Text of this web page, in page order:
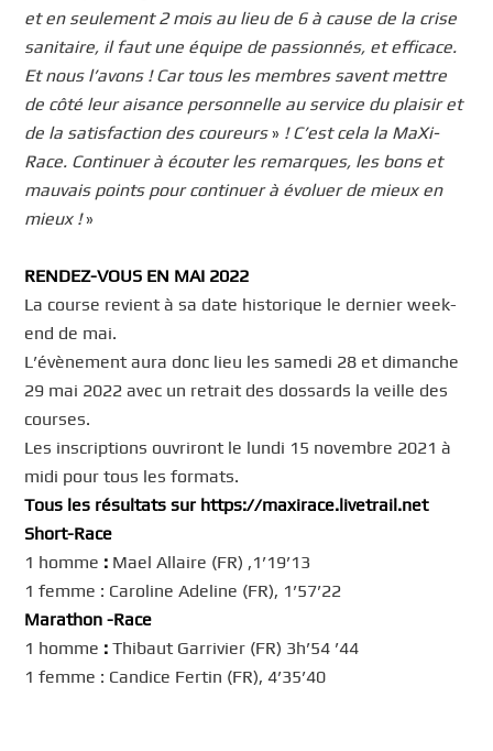
et en seulement 2 mois au lieu de 6 à cause de la crise
sanitaire, il faut une équipe de passionnés, et efficace.
Et nous l’avons ! Car tous les membres savent mettre
de côté leur aisance personnelle au service du plaisir et
de la satisfaction des coureurs» ! C’est cela la MaXi-
Race. Continuer à écouter les remarques, les bons et
mauvais points pour continuer à évoluer de mieux en
mieux !»
RENDEZ-VOUS EN MAI 2022
La course revient à sa date historique le dernier week-
end de mai.
L’évènement aura donc lieu les samedi 28 et dimanche
29 mai 2022 avec un retrait des dossards la veille des
courses.
Les inscriptions ouvriront le lundi 15 novembre 2021 à
midi pour tous les formats.
Tous les résultats sur https://maxirace.livetrail.net
Short-Race
1 homme : Mael Allaire (FR) ,1’19’13
1 femme : Caroline Adeline (FR), 1’57’22
Marathon -Race
1 homme : Thibaut Garrivier (FR) 3h’54 ’44
1 femme : Candice Fertin (FR), 4’35’40